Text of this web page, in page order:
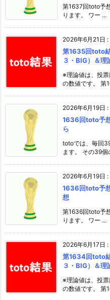
第1637回toto予
ります。 ワー ...
2026年6月21日 :
第1635回toto
３・BIG）＆理
※理論値は、投
の数値です。 第
2026年6月19日 :
1636回toto予
ら
totoでは、毎回
ます。 その39個
2026年6月19日 :
1636回toto予
想
第1636回toto予
ります。 ワー ...
2026年6月17日 :
第1634回toto
３・BIG）＆理
※理論値は、投
の数値です。 第